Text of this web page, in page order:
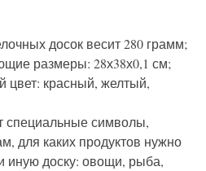
досок весит 280 грамм;
размеры: 28х38х0,1 см;
цвет: красный, желтый,
специальные символы,
для каких продуктов нужно
иную доску: овощи, рыба,